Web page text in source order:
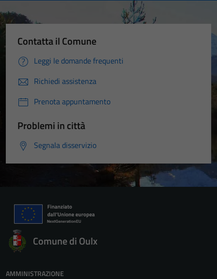
Contatta il Comune
Leggi le domande frequenti
Richiedi assistenza
Prenota appuntamento
Problemi in città
Segnala disservizio
Comune di Oulx
AMMINISTRAZIONE